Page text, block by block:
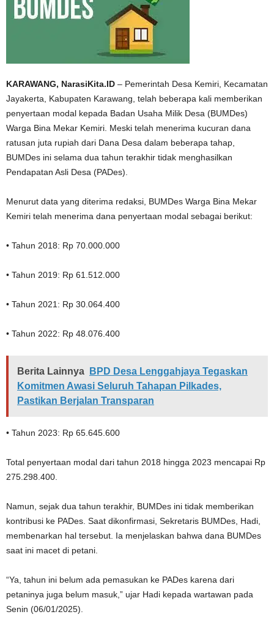
KARAWANG, NarasiKita.ID – Pemerintah Desa Kemiri, Kecamatan
Jayakerta, Kabupaten Karawang, telah beberapa kali memberikan
penyertaan modal kepada Badan Usaha Milik Desa (BUMDes)
Warga Bina Mekar Kemiri. Meski telah menerima kucuran dana
ratusan juta rupiah dari Dana Desa dalam beberapa tahap,
BUMDes ini selama dua tahun terakhir tidak menghasilkan
Pendapatan Asli Desa (PADes).
Menurut data yang diterima redaksi, BUMDes Warga Bina Mekar
Kemiri telah menerima dana penyertaan modal sebagai berikut:
• Tahun 2018: Rp 70.000.000
• Tahun 2019: Rp 61.512.000
• Tahun 2021: Rp 30.064.400
• Tahun 2022: Rp 48.076.400
Berita Lainnya
BPD Desa Lenggahjaya Tegaskan
Komitmen Awasi Seluruh Tahapan Pilkades,
Pastikan Berjalan Transparan
• Tahun 2023: Rp 65.645.600
Total penyertaan modal dari tahun 2018 hingga 2023 mencapai Rp
275.298.400.
Namun, sejak dua tahun terakhir, BUMDes ini tidak memberikan
kontribusi ke PADes. Saat dikonfirmasi, Sekretaris BUMDes, Hadi,
membenarkan hal tersebut. Ia menjelaskan bahwa dana BUMDes
saat ini macet di petani.
“Ya, tahun ini belum ada pemasukan ke PADes karena dari
petaninya juga belum masuk,” ujar Hadi kepada wartawan pada
Senin (06/01/2025).